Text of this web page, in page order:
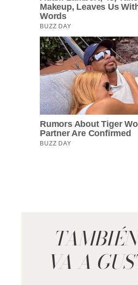
VA A